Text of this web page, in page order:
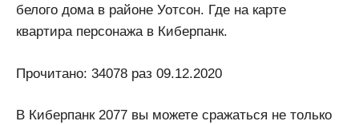
белого дома в районе Уотсон. Где на карте
квартира персонажа в Киберпанк.
Прочитано: 34078 раз 09.12.2020
В Киберпанк 2077 вы можете сражаться не только